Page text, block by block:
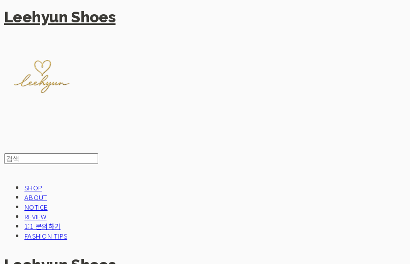
Leehyun Shoes
SHOP
ABOUT
NOTICE
REVIEW
1:1 문의하기
FASHION TIPS